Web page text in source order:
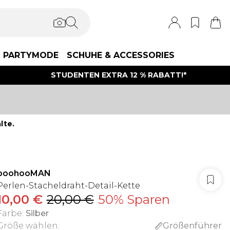
PARTYMODE SCHUHE & ACCESSORIES
STUDENTEN EXTRA 12 % RABATT!*
Stacheldraht-Detail-Kette
€ 20,00 € 50% Sparen
: Silber
wählen: Größenführer